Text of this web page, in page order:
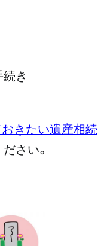
き
きたい遺産相続
さい。